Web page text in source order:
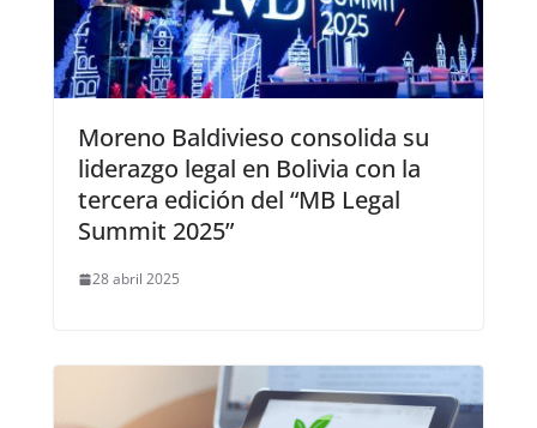
Moreno Baldivieso consolida su
liderazgo legal en Bolivia con la
tercera edición del “MB Legal
Summit 2025”
28 abril 2025